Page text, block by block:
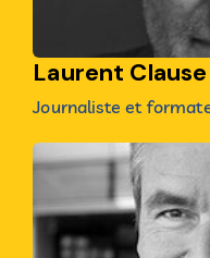
Laurent Clause
Journaliste et